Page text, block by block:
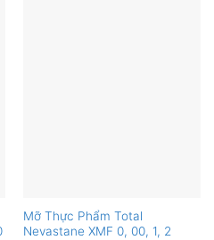
Mỡ Thực Phẩm Total
Nevastane XMF 0, 00, 1, 2